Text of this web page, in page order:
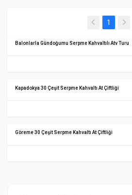
1
Balonlarla Gündoğumu Serpme Kahvaltılı Atv Turu
Kapadokya 30 Çeşit Serpme Kahvaltı At Çiftliği
Göreme 30 Çeşit Serpme Kahvaltı At Çiftliği